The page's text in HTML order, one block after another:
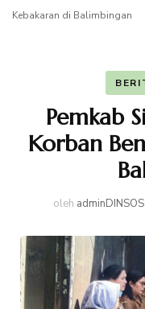
Kebakaran di Balimbingan
Pemkab
Korban
oleh adminDINSOS